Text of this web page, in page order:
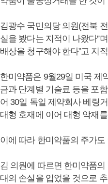
김광수 국민의당 의원(전북
실을 봤다는 지적이 나왔다”
배상을 청구해야 한다”고 지
한미약품은 9월29일 미국 제
금과 단계별 기술료 등을 포
어 30일 독일 제약회사 베링
대형 호재에 이어 대형 악재
이에 따라 한미약품의 주가
김 의원에 따르면 한미약품
대의 손실을 입었을 것으로